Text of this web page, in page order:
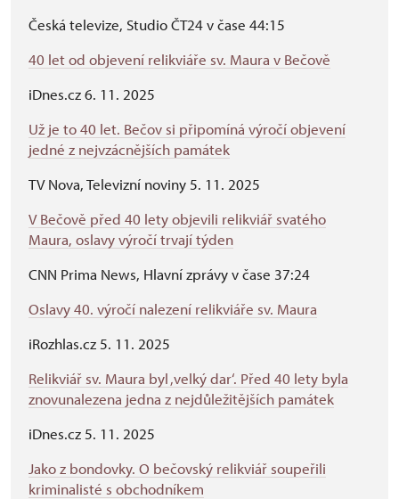
Česká televize, Studio ČT24 v čase 44:15
40 let od objevení relikviáře sv. Maura v Bečově
iDnes.cz 6. 11. 2025
Už je to 40 let. Bečov si připomíná výročí objevení
jedné z nejvzácnějších památek
TV Nova, Televizní noviny 5. 11. 2025
V Bečově před 40 lety objevili relikviář svatého
Maura, oslavy výročí trvají týden
CNN Prima News, Hlavní zprávy v čase 37:24
Oslavy 40. výročí nalezení relikviáře sv. Maura
iRozhlas.cz 5. 11. 2025
Relikviář sv. Maura byl ‚velký dar‘. Před 40 lety byla
znovunalezena jedna z nejdůležitějších památek
iDnes.cz 5. 11. 2025
Jako z bondovky. O bečovský relikviář soupeřili
kriminalisté s obchodníkem